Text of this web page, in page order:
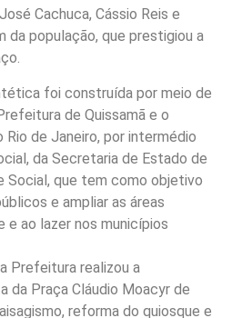
Cachuca, Cássio Reis e
da população, que prestigiou a
foi construída por meio de
de Quissamã e o
Rio de Janeiro, por intermédio
da Secretaria de Estado de
Social, que tem como objetivo
e ampliar as áreas
e ao lazer nos municípios
Prefeitura realizou a
da Praça Cláudio Moacyr de
reforma do quiosque e